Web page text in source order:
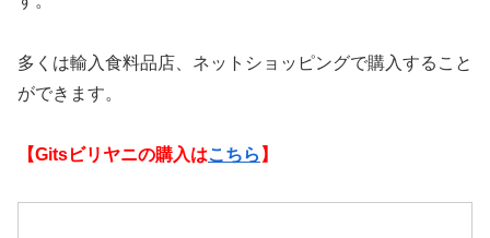
多くは輸入食料品店、ネットショッピングで購入すること
ができます。
【Gitsビリヤニの購入はこちら 】